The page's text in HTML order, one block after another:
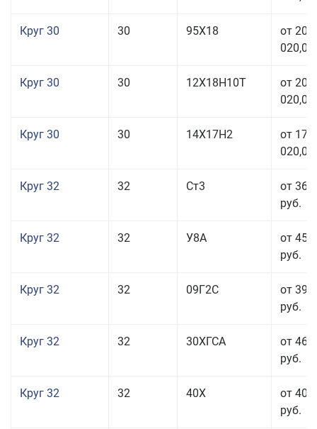
Круг 30 30 95Х18
от 208
020,00
Круг 30 30 12Х18Н10Т
от 208
020,00
Круг 30 30 14Х17Н2
от 177
020,00
Круг 32 32 Ст3
от 36
руб.
Круг 32 32 У8А
от 45
руб.
Круг 32 32 09Г2С
от 39
руб.
Круг 32 32 30ХГСА
от 46
руб.
Круг 32 32 40Х
от 40
руб.